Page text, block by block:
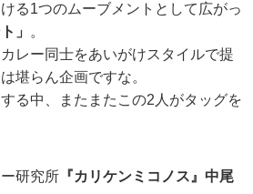
る1つのムーブメントとして広がっ
」
。
レー同士をあいがけスタイルで提
堪らん企画ですな。
る中、またまたこの2人がタッグを
研究所 『カリケンミコノス』中尾